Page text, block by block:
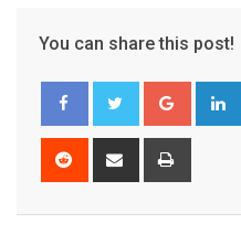
You can share this post!
Google+
Reddit
Share